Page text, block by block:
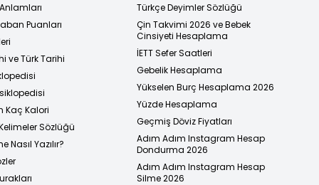
Puanları
ve Türk Tarihi
Kaç Kalori
Sözlüğü
Nasıl Yazılır?
Türkçe Deyimler Sözlüğü
Çin Takvimi 2026 ve Bebek
Cinsiyeti Hesaplama
İETT Sefer Saatleri
Gebelik Hesaplama
Yükselen Burç Hesaplama 2026
Yüzde Hesaplama
Geçmiş Döviz Fiyatları
Adım Adım Instagram Hesap
Dondurma 2026
Adım Adım Instagram Hesap
Silme 2026